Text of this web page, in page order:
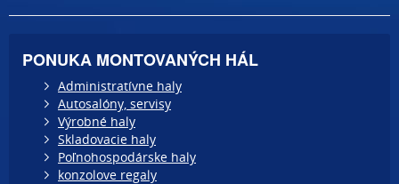
PONUKA MONTOVANÝCH HÁL
Administratívne haly
Autosalóny, servisy
Výrobné haly
Skladovacie haly
Poľnohospodárske haly
konzolove regaly